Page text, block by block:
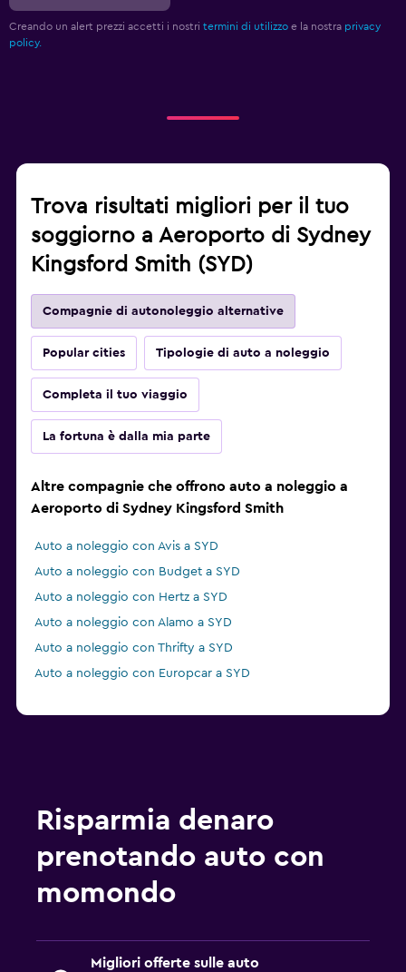
Creando un alert prezzi accetti i nostri termini di utilizzo e la nostra privacy
policy.
Trova risultati migliori per il tuo
soggiorno a Aeroporto di Sydney
Kingsford Smith (SYD)
Compagnie di autonoleggio alternative
Popular cities Tipologie di auto a noleggio
Completa il tuo viaggio
La fortuna è dalla mia parte
Altre compagnie che offrono auto a noleggio a
Aeroporto di Sydney Kingsford Smith
Auto a noleggio con Avis a SYD
Auto a noleggio con Budget a SYD
Auto a noleggio con Hertz a SYD
Auto a noleggio con Alamo a SYD
Auto a noleggio con Thrifty a SYD
Auto a noleggio con Europcar a SYD
Risparmia denaro
prenotando auto con
momondo
Migliori offerte sulle auto